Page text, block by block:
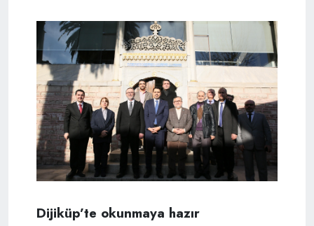
Dijiküp’te okunmaya hazır